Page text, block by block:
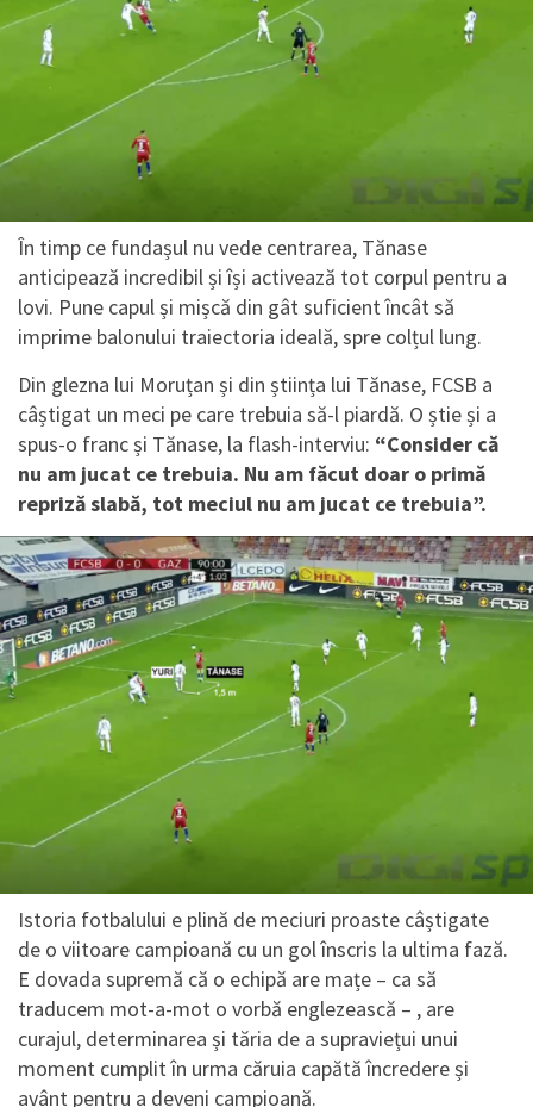
În timp ce fundașul nu vede centrarea, Tănase
anticipează incredibil și își activează tot corpul pentru a
lovi. Pune capul și mișcă din gât suficient încât să
imprime balonului traiectoria ideală, spre colțul lung.
Din glezna lui Moruțan și din știința lui Tănase, FCSB a
câștigat un meci pe care trebuia să-l piardă. O știe și a
spus-o franc și Tănase, la flash-interviu: “Consider că
nu am jucat ce trebuia. Nu am făcut doar o primă
repriză slabă, tot meciul nu am jucat ce trebuia”.
Istoria fotbalului e plină de meciuri proaste câștigate
de o viitoare campioană cu un gol înscris la ultima fază.
E dovada supremă că o echipă are mațe – ca să
traducem mot-a-mot o vorbă englezească – , are
curajul, determinarea și tăria de a supraviețui unui
moment cumplit în urma căruia capătă încredere și
avânt pentru a deveni campioană.